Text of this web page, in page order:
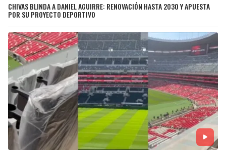
CHIVAS BLINDA A DANIEL AGUIRRE: RENOVACIÓN HASTA 2030 Y APUESTA
POR SU PROYECTO DEPORTIVO